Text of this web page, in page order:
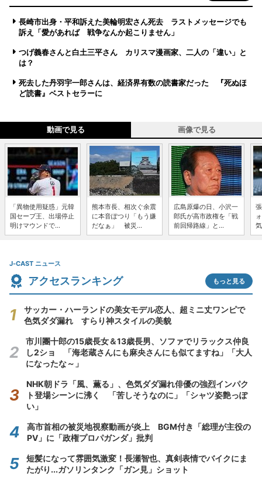
長崎市出身・平和訴えた美輪明宏さん死去 ラストメッセージでも
訴え「愛があれば 戦争なんか起こりません」
つげ義春さんと白土三平さん カリスマ漫画家、二人の「違い」と
は？
死去した丹羽宇一郎さんは、経済界有数の読書家だった 『死ぬほ
ど読書』ベストセラーに
動画で見る 画像で見る
「異物使用疑惑」元韓
国セーブ王、出場停止
明けマウンドで...
熊本市長、相次ぐ余震
に本音ぽつり「もう嫌
だなぁ」 被災...
広島原爆の日、小沢一
郎氏が高市政権を「戦
前回帰路線」と...
J-CAST ニュース
アクセスランキング もっと見る
サッカー・ハーランドの美女モデル恋人、超ミニ丈ワンピで
色気ダダ漏れ すらり神スタイルの美貌
市川團十郎の15歳長女＆13歳長男、ソファでリラックス仲良
し2ショ 「海老蔵さんにも麻央さんにも似てますね」「大人
になったな～」
NHK朝ドラ「風、薫る」、色気ダダ漏れ俳優の強烈インパク
ト登場シーンに沸く 「苦しそうなのに」「シャツ姿艶っぽ
い」
高市首相の被災地視察動画が炎上 BGM付き「総理が主役の
PV」に「政権プロパガンダ」批判
短髪になって雰囲気激変！長瀬智也、真剣表情でバイクにま
たがり...ガソリンタンク「ガン見」ショット